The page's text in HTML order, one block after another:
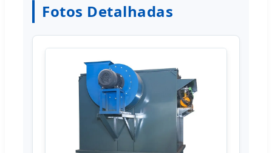
Fotos Detalhadas